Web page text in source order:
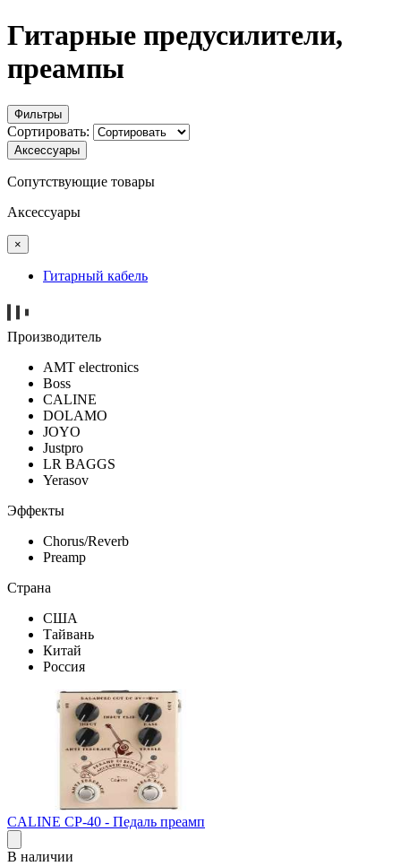
Гитарные предусилители,
преампы
Фильтры
Сортировать:
Аксессуары
Сопутствующие товары
Аксессуары
×
Гитарный кабель
Производитель
AMT electronics
Boss
CALINE
DOLAMO
JOYO
Justpro
LR BAGGS
Yerasov
Эффекты
Chorus/Reverb
Preamp
Страна
США
Тайвань
Китай
Россия
CALINE CP-40 - Педаль преамп
В наличии